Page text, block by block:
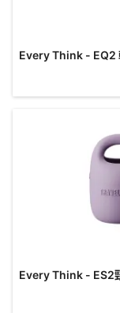
Every Think - EQ2